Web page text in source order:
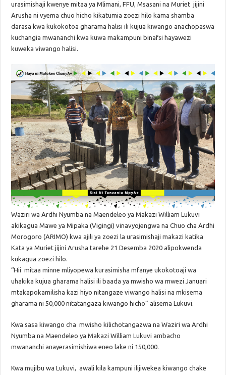
urasimishaji kwenye mitaa ya Mlimani, FFU, Msasani na Muriet jijini
Arusha ni vyema chuo hicho kikatumia zoezi hilo kama shamba
darasa kwa kukokotoa gharama halisi ili kujua kiwango anachopaswa
kuchangia mwananchi kwa kuwa makampuni binafsi hayawezi
kuweka viwango halisi.
Waziri wa Ardhi Nyumba na Maendeleo ya Makazi William Lukuvi
akikagua Mawe ya Mipaka (Vigingi) vinavyojengwa na Chuo cha Ardhi
Morogoro (ARIMO) kwa ajili ya zoezi la urasimishaji makazi katika
Kata ya Muriet jijini Arusha tarehe 21 Desemba 2020 alipokwenda
kukagua zoezi hilo.
“Hii mitaa minne mliyopewa kurasimisha mfanye ukokotoaji wa
uhakika kujua gharama halisi ili baada ya mwisho wa mwezi Januari
mtakapokamilisha kazi hiyo nitangaze viwango halisi na mkisema
gharama ni 50,000 nitatangaza kiwango hicho” alisema Lukuvi.
Kwa sasa kiwango cha mwisho kilichotangazwa na Waziri wa Ardhi
Nyumba na Maendeleo ya Makazi William Lukuvi ambacho
mwananchi anayerasimishiwa eneo lake ni 150,000.
Kwa mujibu wa Lukuvi, awali kila kampuni ilijiwekea kiwango chake